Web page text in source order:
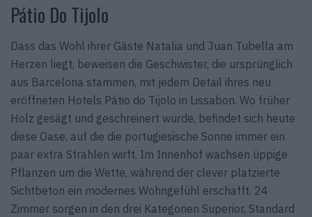
Pátio Do Tijolo
Dass das Wohl ihrer Gäste Natalia und Juan Tubella am
Herzen liegt, beweisen die Geschwister, die ursprünglich
aus Barcelona stammen, mit jedem Detail ihres neu
eröffneten Hotels Pátio do Tijolo in Lissabon. Wo früher
Holz gesägt und geschreinert wurde, befindet sich heute
diese Oase, auf die die portugiesische Sonne immer ein
paar extra Strahlen wirft. Im Innenhof wachsen üppige
Pflanzen um die Wette, während der clever platzierte
Sichtbeton ein modernes Wohn­gefühl erschafft. 24
Zimmer sorgen in den drei Kategorien Superior, Standard